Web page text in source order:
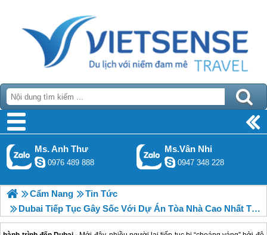
Ms. Anh Thư
0976 489 888
Ms.Vân Nhi
0947 348 228
Cẩm Nang
Tin Tức
Dubai Tiếp Tục Gây Sốc Với Dự Án Tòa Nhà Cao Nhất Thế Giới